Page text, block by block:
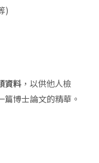
)
資料，以供他人檢
博士論文的精華。